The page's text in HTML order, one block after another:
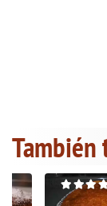
También